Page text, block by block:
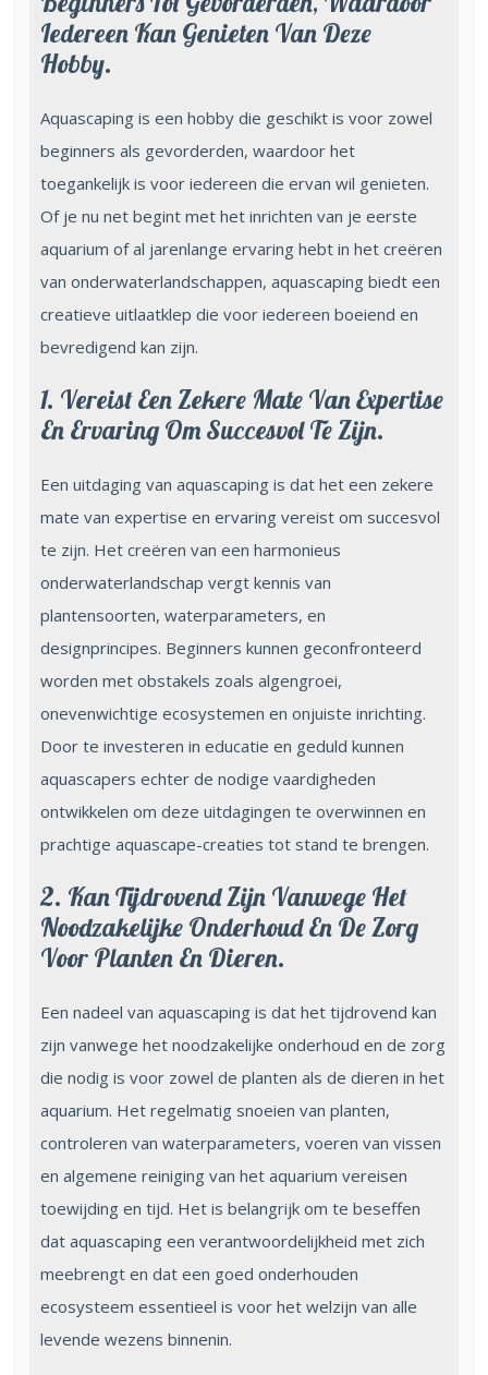
Iedereen Kan Genieten Van Deze
Hobby.
Aquascaping is een hobby die geschikt is voor zowel
beginners als gevorderden, waardoor het
toegankelijk is voor iedereen die ervan wil genieten.
Of je nu net begint met het inrichten van je eerste
aquarium of al jarenlange ervaring hebt in het creëren
van onderwaterlandschappen, aquascaping biedt een
creatieve uitlaatklep die voor iedereen boeiend en
bevredigend kan zijn.
1. Vereist Een Zekere Mate Van Expertise
En Ervaring Om Succesvol Te Zijn.
Een uitdaging van aquascaping is dat het een zekere
mate van expertise en ervaring vereist om succesvol
te zijn. Het creëren van een harmonieus
onderwaterlandschap vergt kennis van
plantensoorten, waterparameters, en
designprincipes. Beginners kunnen geconfronteerd
worden met obstakels zoals algengroei,
onevenwichtige ecosystemen en onjuiste inrichting.
Door te investeren in educatie en geduld kunnen
aquascapers echter de nodige vaardigheden
ontwikkelen om deze uitdagingen te overwinnen en
prachtige aquascape-creaties tot stand te brengen.
2. Kan Tijdrovend Zijn Vanwege Het
Noodzakelijke Onderhoud En De Zorg
Voor Planten En Dieren.
Een nadeel van aquascaping is dat het tijdrovend kan
zijn vanwege het noodzakelijke onderhoud en de zorg
die nodig is voor zowel de planten als de dieren in het
aquarium. Het regelmatig snoeien van planten,
controleren van waterparameters, voeren van vissen
en algemene reiniging van het aquarium vereisen
toewijding en tijd. Het is belangrijk om te beseffen
dat aquascaping een verantwoordelijkheid met zich
meebrengt en dat een goed onderhouden
ecosysteem essentieel is voor het welzijn van alle
levende wezens binnenin.